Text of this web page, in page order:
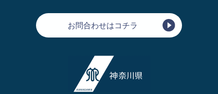
お問合わせはコチラ